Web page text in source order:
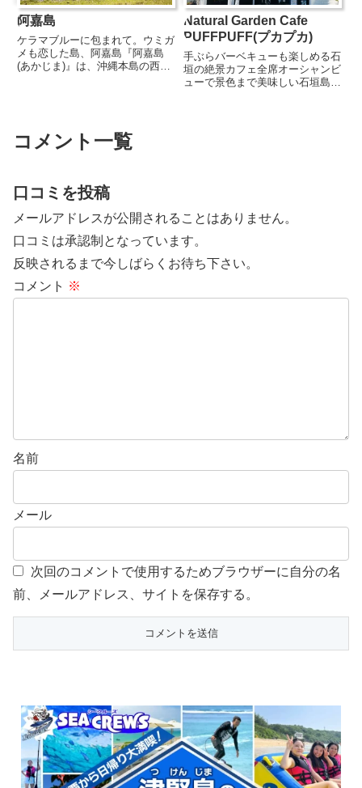
阿嘉島
ケラマブルーに包まれて。ウミガ
メも恋した島、阿嘉島『阿嘉島
(あかじま)』は、沖縄本島の西に
す。島の最大の魅力は、何といっ
て...
Natural Garden Cafe
PUFFPUFF(プカプカ)
手ぶらバーベキューも楽しめる石
垣の絶景カフェ全席オーシャンビ
ューで景色まで美味しい石垣島の
コメント一覧
口コミを投稿
メールアドレスが公開されることはありません。
口コミは承認制となっています。
反映されるまで今しばらくお待ち下さい。
コメント ※
名前
メール
次回のコメントで使用するためブラウザーに自分の名
前、メールアドレス、サイトを保存する。